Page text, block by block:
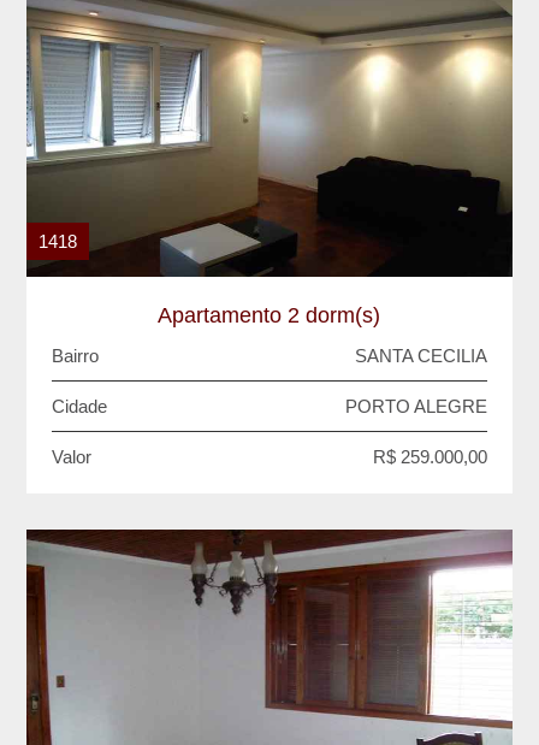
1418
Apartamento 2 dorm(s)
Bairro SANTA CECILIA
Cidade PORTO ALEGRE
Valor R$ 259.000,00